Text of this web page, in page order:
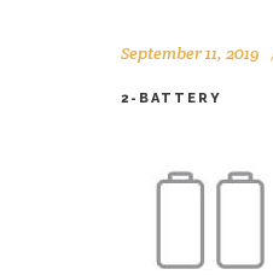
September 11, 2019
2-BATTERY